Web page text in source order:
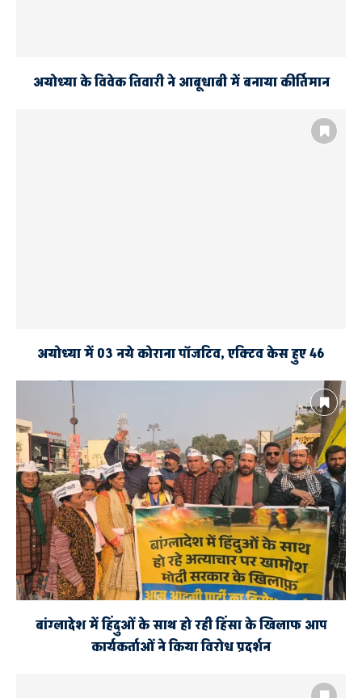
अयोध्या के विवेक तिवारी ने आबूधाबी में बनाया कीर्तिमान
अयोध्या में 03 नये कोराना पॉजटिव, एक्टिव केस हुए 46
बांग्लादेश में हिंदुओं के साथ हो रही हिंसा के खिलाफ आप
कार्यकर्ताओं ने किया विरोध प्रदर्शन